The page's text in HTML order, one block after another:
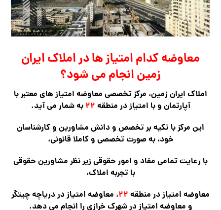
معاوضه کدام امتیاز ها در املاک ایران
زمین انجام می شود؟
املاک ایران زمین، مرکز تخصصی معاوضه امتیاز های معتبر با
آپارتمان و با امتیاز در منطقه ۲۲ به شمار می آید.
این مرکز با تکیه بر تخصص و دانش مشاورین و کارشناسان
خود، به صورت تخصصی و کاملا قانونی،
با رعایت تمامی مفاد و امور حقوقی زیر نظر مشاورین حقوقی
با تجربه املاک،
معاوضه امتیاز در منطقه ۲۲، معاوضه امتیاز در دریاچه چیتگر
و معاوضه امتیاز در شهرک خرازی را انجام می دهد.